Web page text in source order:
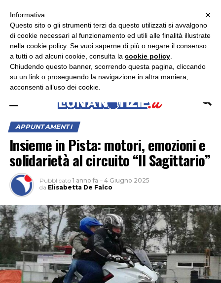
ASCOLTA RADIO LUNA
APPUNTAMENTI
Insieme in Pista: motori, emozioni e
solidarietà al circuito “Il Sagittario”
Pubblicato 1 anno fa – 4 Giugno 2025
da Elisabetta De Falco
×
×
Informativa
Questo sito o gli strumenti terzi da questo utilizzati si avvalgono
di cookie necessari al funzionamento ed utili alle finalità illustrate
nella cookie policy. Se vuoi saperne di più o negare il consenso
a tutti o ad alcuni cookie, consulta la cookie policy
Chiudendo questo banner, scorrendo questa pagina, cliccando
su un link o proseguendo la navigazione in altra maniera,
acconsenti all’uso dei cookie.